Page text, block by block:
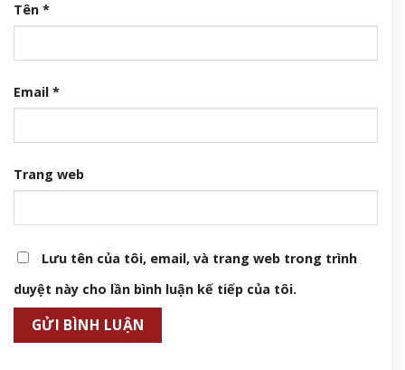
Tên *
Email *
Trang web
Lưu tên của tôi, email, và trang web trong trình
duyệt này cho lần bình luận kế tiếp của tôi.